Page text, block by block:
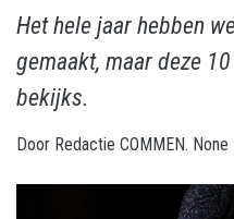
Het hele jaar hebben
gemaakt, maar deze
bekijks.
Door Redactie COMMEN. None